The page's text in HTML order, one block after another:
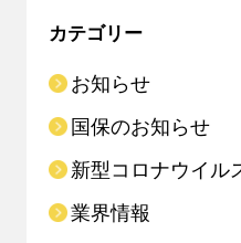
カテゴリー
お知らせ
国保のお知らせ
新型コロナウイル
業界情報